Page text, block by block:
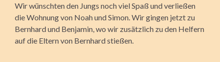
Wir wünschten den Jungs noch viel Spaß und verließen
die Wohnung von Noah und Simon. Wir gingen jetzt zu
Bernhard und Benjamin, wo wir zusätzlich zu den Helfern
auf die Eltern von Bernhard stießen.